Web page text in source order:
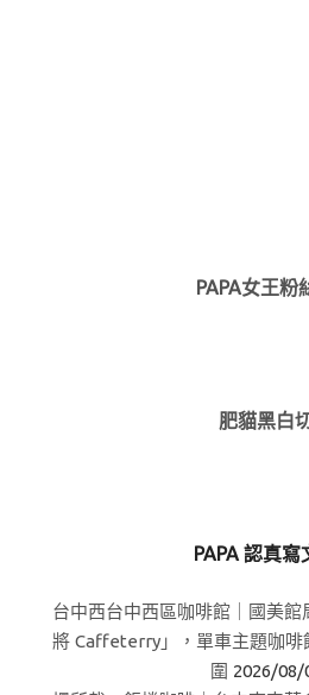
PAPA女王粉
肥貓黑白
PAPA 認真寫
台中西台中西區咖啡館｜國美館
將 Caffeterry」，單車主題咖啡
圍 2026/08/